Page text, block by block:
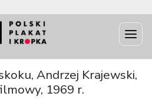
Andrzej Krajewski,
1969 r.